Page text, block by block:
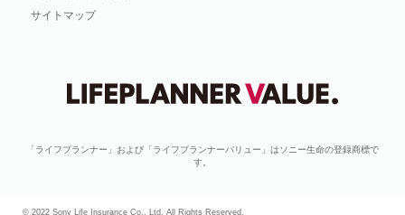
サイトマップ
「ライフプランナー」および「ライフプランナーバリュー」はソニー生命の登録商標で
す。
© 2022 Sony Life Insurance Co., Ltd. All Rights Reserved.